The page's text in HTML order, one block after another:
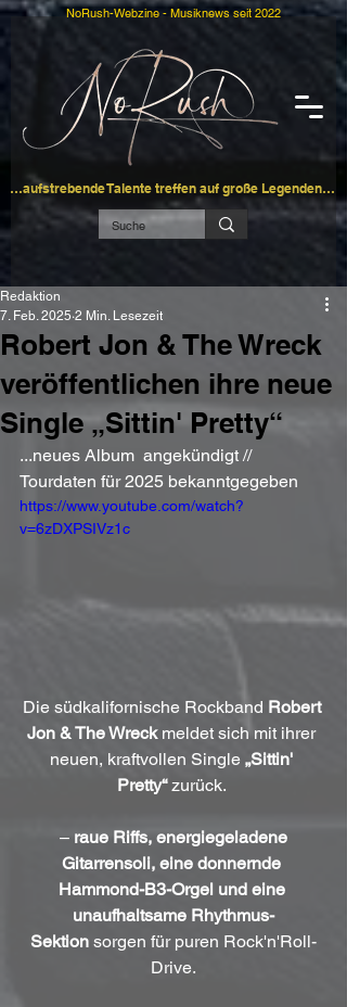
…aufstrebende Talente treffen auf große Legenden…
NoRush-Webzine - Musiknews seit 2022
Robert Jon & The Wreck
veröffentlichen ihre neue
Single „Sittin' Pretty“
Redaktion
7. Feb. 2025 2 Min. Lesezeit
...neues Album  angekündigt //
Tourdaten für 2025 bekanntgegeben
https://www.youtube.com/watch?
v=6zDXPSIVz1c
Die südkalifornische Rockband Robert
Jon & The Wreck meldet sich mit ihrer
neuen, kraftvollen Single „Sittin'
Pretty“ zurück.
– raue Riffs, energiegeladene
Gitarrensoli, eine donnernde
Hammond-B3-Orgel und eine
unaufhaltsame Rhythmus-
Sektion sorgen für puren Rock'n'Roll-
Drive.